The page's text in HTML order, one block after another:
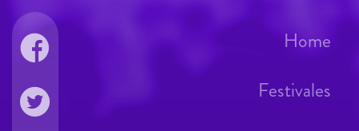
Home
Festivales